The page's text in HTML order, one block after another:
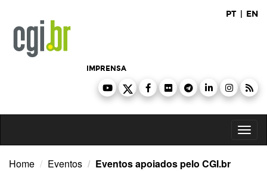
conteúdo
PT | EN
IMPRENSA
Home Eventos Eventos apoiados pelo CGI.br